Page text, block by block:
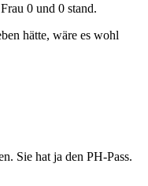
0 und 0 stand.
hätte, wäre es wohl
Sie hat ja den PH-Pass.